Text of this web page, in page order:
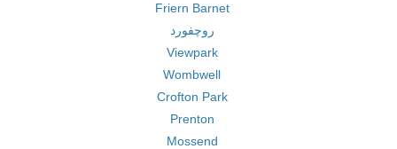
Friern Barnet
روچفورد
Viewpark
Wombwell
Crofton Park
Prenton
Mossend